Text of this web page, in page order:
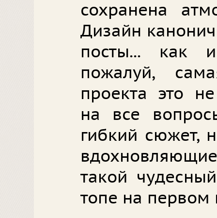
сохранена
Дизайн
посты... как
пожалуй,
проекта это
на все
гибкий сюжет,
такой
топе на первом